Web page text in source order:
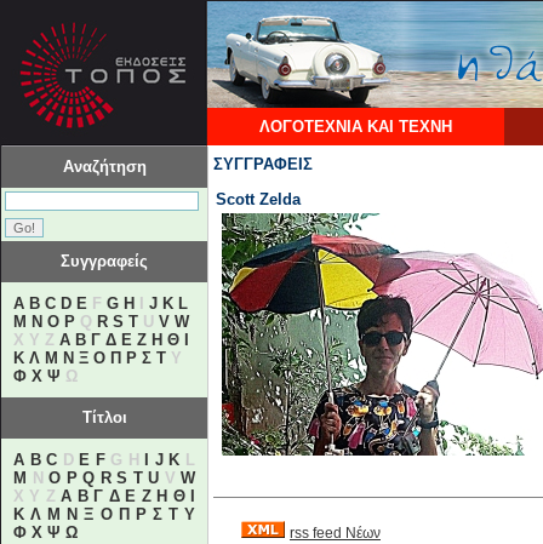
ΛΟΓΟΤΕΧΝΙΑ ΚΑΙ ΤΕΧΝΗ
Αναζήτηση
Συγγραφείς
A B C D E F G H J K L
M N O P Q R S T U V W
X Y Z Α Β Γ Δ Ε Ζ Η Θ
Κ Λ Μ Ν Ξ Ο Π Ρ Σ Τ Υ
Φ Χ Ψ Ω
Τίτλοι
A B C D E FG H J K L
M
N O P Q R S T U V W
X Y ZΑ Β Γ Δ Ε Ζ Η Θ
Κ Λ Μ Ν Ξ Ο Π Ρ Σ Τ Υ
Φ Χ Ψ Ω
ΣΥΓΓΡΑΦΕΙΣ
Scott Zelda
rss feed Νέων